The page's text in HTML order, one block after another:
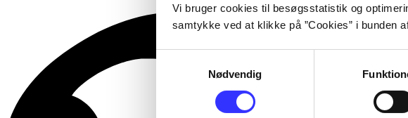
Vi bruger cookies til besøgsstatistik og
samtykke ved at klikke på ”Cookies” i bunden
Samtykkevalg
Nødvendig